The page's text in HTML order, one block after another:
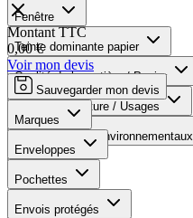
Montant TTC
0,00 €
Voir mon devis
Sauvegarder mon devis
Marques
Enveloppes
Pochettes
Envois protégés
Fenêtre
Teinte dominante papier
Qualité de la matière / Papier
Type de fermeture / Usages
Norme et Label environnementaux
29